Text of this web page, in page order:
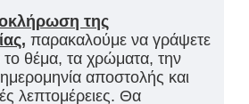
της
παρακαλούμε να γράψετε
το θέμα, τα χρώματα, την
αποστολής και
λεπτομέρειες. Θα